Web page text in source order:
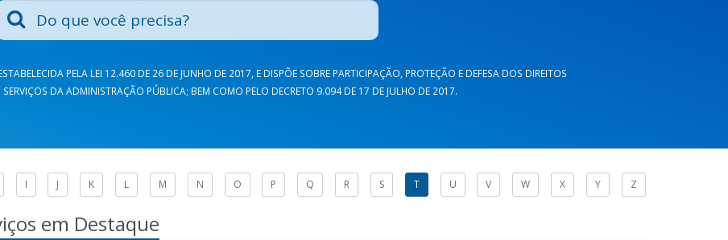
PELA LEI 12.460 DE 26 DE JUNHO DE 2017, E DISPÕE SOBRE PARTICIPAÇÃO, PROTEÇÃO E DEFESA DOS DIREITOS
DA ADMINISTRAÇÃO PÚBLICA; BEM COMO PELO DECRETO 9.094 DE 17 DE JULHO DE 2017.
I J K L M N O P Q R S T U V W X Y Z
em Destaque